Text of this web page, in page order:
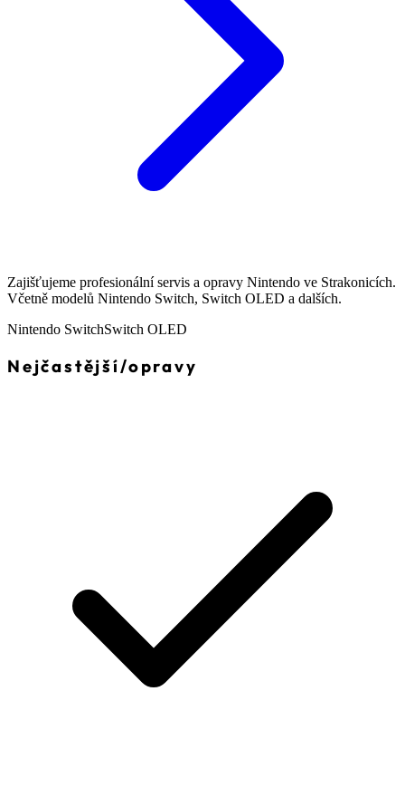
Zajišťujeme profesionální servis a opravy Nintendo ve Strakonicích.
Včetně modelů Nintendo Switch, Switch OLED a dalších.
Nintendo SwitchSwitch OLED
Nejčastější/opravy